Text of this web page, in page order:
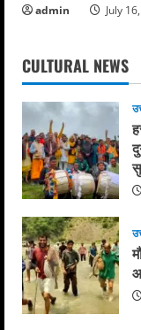
admin July
CULTURAL NEWS